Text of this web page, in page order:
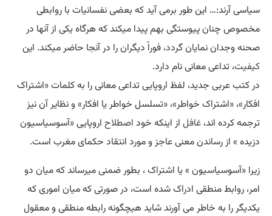
سیاسی آرند:… این طور برمی آید که بعضی نفسانیات با روابطی
مخصوص چنان پیوستگی بهم پیدا میکند که هرگاه یکی از آنها در
صحنه وجدان نمایان گردد، فوراً دیگران را در آنجا حاضر میکند. این
کیفیت، تداعی معانی نام دارد.
در کتب عربی جدید، لفظ اروپایی تداعی معانی را به کلمات «اشتراک
افکار»، «اشتراک خواطر»، «تسلسل خواطر یا افکار» و نظایر آن نیز
ترجمه کرده اند، غافل از اینکه خود اصطلاح اروپایی «آسوسیاسیون
دزیده » از رساندن معنی عاجز و مورد انتقاد حکمای مغرب است.
زیرا «آسوسیاسیون » یا اشتراک ، بطور ضمنی میرساند که میان دو
امر، روابط منطقی ادراک شده است، در صورتی که میان اموری که
یکدیگر را به خاطر می آورند شاید هیچگونه رابطه منطقی و معقول